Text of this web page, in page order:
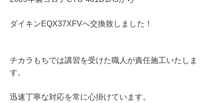
ダイキンEQX37XFVへ交換致しました！
チカラもちでは講習を受けた職人が責任施工いたしま
す。
迅速丁寧な対応を常に心掛けています。